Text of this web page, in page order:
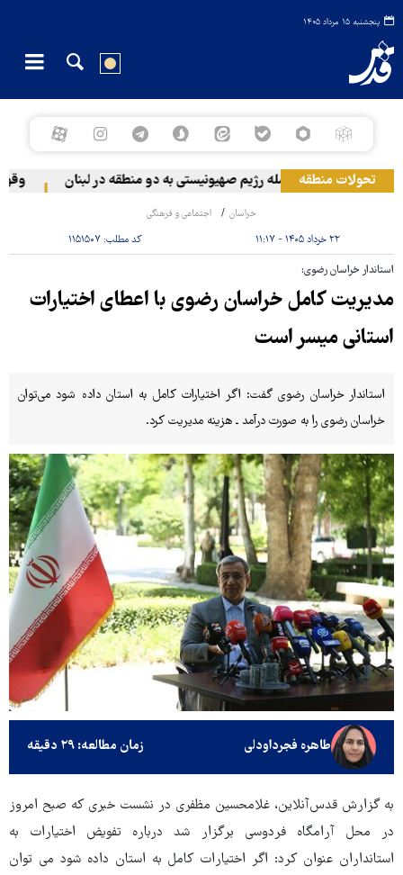
پنجشنبه ۱۵ مرداد ۱۴۰۵
تحولات منطقهحمله رژیم صهیونیستی به دو منطقه در لبنان وقوع
خراسان اجتماعی و فرهنگی
۲۲ خرداد ۱۴۰۵ - ۱۱:۱۷ کد مطلب: ۱۱۵۱۵۰۷
استاندار خراسان رضوی:
مدیریت کامل خراسان رضوی با اعطای اختیارات
استانی میسر است
استاندار خراسان رضوی گفت: اگر اختیارات کامل به استان داده شود می‌توان
خراسان رضوی را به صورت درآمد ـ هزینه مدیریت کرد.
طاهره فجرداودلی زمان مطالعه: ۲۹ دقیقه
به گزارش قدس‌آنلاین، غلامحسین مظفری در نشست خبری که صبح امروز
در محل آرامگاه فردوسی برگزار شد درباره تفویض اختیارات به
استانداران عنوان کرد: اگر اختیارات کامل به استان داده شود می توان